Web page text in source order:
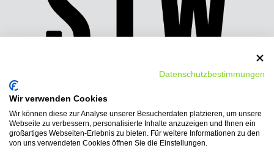
Wir bieten folgende
Bezahlmöglichkeiten:
Datenschutzbestimmungen
Wir verwenden Cookies
Wir können diese zur Analyse unserer Besucherdaten platzieren, um unsere
Webseite zu verbessern, personalisierte Inhalte anzuzeigen und Ihnen ein
großartiges Webseiten-Erlebnis zu bieten. Für weitere Informationen zu den
von uns verwendeten Cookies öffnen Sie die Einstellungen.